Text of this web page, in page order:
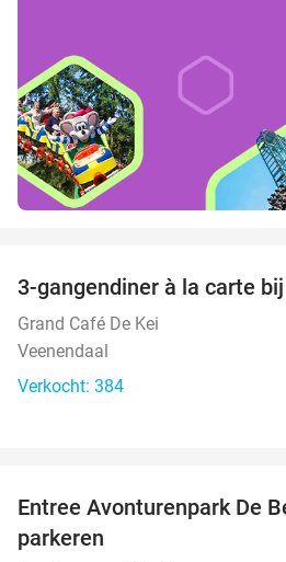
3-gangendiner à la carte
Grand Café De Kei
Veenendaal
Verkocht: 384
Entree Avonturenpark De
parkeren